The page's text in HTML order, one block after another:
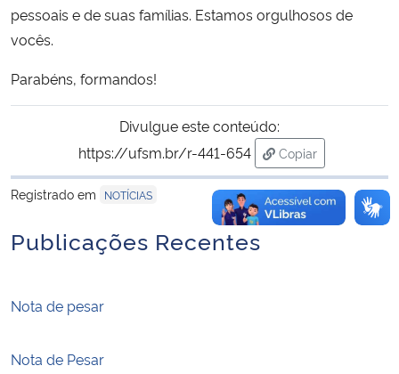
Planalto
pessoais e de suas famílias. Estamos orgulhosos de
vocês.
Parabéns, formandos!
Divulgue este conteúdo:
https://ufsm.br/r-441-654
Copiar
para área de
Registrado em
NOTÍCIAS
Publicações Recentes
Nota de pesar
Nota de Pesar